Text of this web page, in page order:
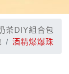
茶DIY組合包
酒精爆爆珠